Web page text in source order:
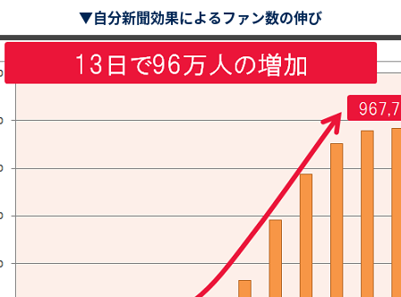
▼自分新聞効果によるファン数の伸び